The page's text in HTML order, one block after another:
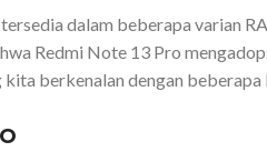
dalam beberapa varian
Redmi Note 13 Pro
berkenalan dengan